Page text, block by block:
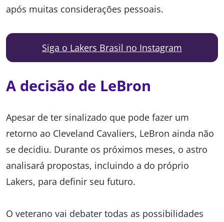
após muitas considerações pessoais.
Siga o Lakers Brasil no Instagram
A decisão de LeBron
Apesar de ter sinalizado que pode fazer um
retorno ao Cleveland Cavaliers, LeBron ainda não
se decidiu. Durante os próximos meses, o astro
analisará propostas, incluindo a do próprio
Lakers, para definir seu futuro.
O veterano vai debater todas as possibilidades